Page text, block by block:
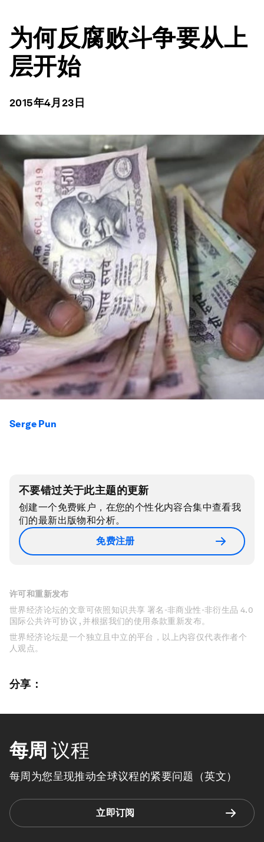
为何反腐败斗争要从上
层开始
2015年4月23日
Serge Pun
不要错过关于此主题的更新
创建一个免费账户，在您的个性化内容合集中查看我
们的最新出版物和分析。
免费注册
许可和重新发布
世界经济论坛的文章可依照知识共享 署名-非商业性-非衍生品 4.0
国际公共许可协议 , 并根据我们的使用条款重新发布。
世界经济论坛是一个独立且中立的平台，以上内容仅代表作者个
人观点。
分享：
每周 议程
每周为您呈现推动全球议程的紧要问题（英文）
立即订阅